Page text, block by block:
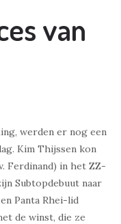
van
werden er nog een
Kim Thijssen kon
Ferdinand) in het ZZ-
Subtopdebuut naar
Panta Rhei-lid
de winst, die ze